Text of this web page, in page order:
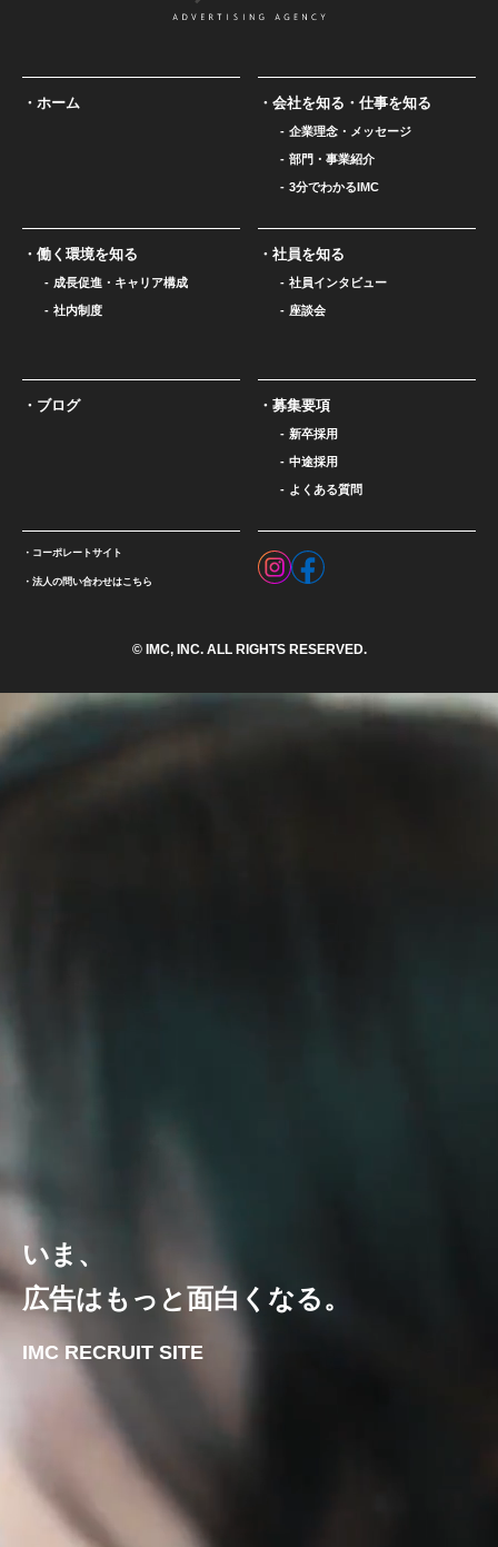
ホーム 会社を知る・仕事を知る
企業理念・メッセージ
部門・事業紹介
3分でわかるIMC
働く環境を知る
成長促進・キャリア構成
社内制度
社員を知る
社員インタビュー
座談会
ブログ 募集要項
新卒採用
中途採用
よくある質問
コーポレートサイト
法人の問い合わせはこちら
© IMC, INC. ALL RIGHTS RESERVED.
いま、
広告はもっと面白くなる。
IMC RECRUIT SITE